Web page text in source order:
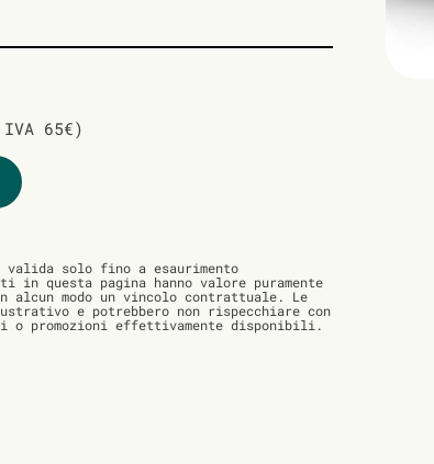
65€)
valida solo fino a esaurimento
questa pagina hanno valore puramente
alcun modo un vincolo contrattuale. Le
e potrebbero non rispecchiare con
o promozioni effettivamente disponibili.